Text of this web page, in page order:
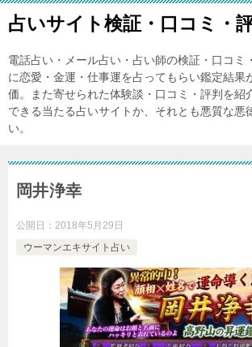
占いサイト検証・口コミ・
電話占い・メール占い・占い師の検証・口コミ
に恋愛・金運・仕事運を占ってもらい鑑定結果
価。また寄せられた体験談・口コミ・評判を紹
できる当たる占いサイトか、それとも悪質な悪
い。
岡井浄幸
公開日： 2018年5月29日
ウーマンエキサイト占い